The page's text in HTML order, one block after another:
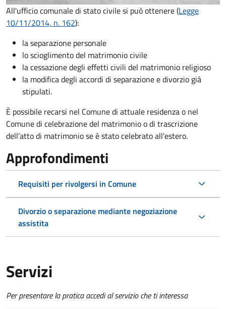
All'ufficio comunale di stato civile si può ottenere (Legge
10/11/2014, n. 162):
la separazione personale
lo scioglimento del matrimonio civile
la cessazione degli effetti civili del matrimonio religioso
la modifica degli accordi di separazione e divorzio già
stipulati.
È possibile recarsi nel Comune di attuale residenza o nel
Comune di celebrazione del matrimonio o di trascrizione
dell’atto di matrimonio se è stato celebrato all'estero.
Approfondimenti
Requisiti per rivolgersi in Comune
Divorzio o separazione mediante negoziazione
assistita
Servizi
Per presentare la pratica accedi al servizio che ti interessa